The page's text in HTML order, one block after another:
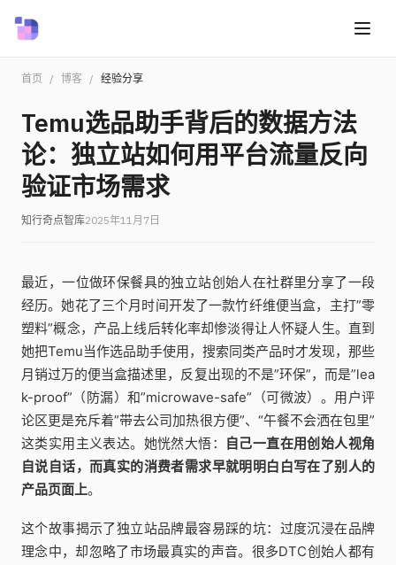
首页 / 博客 / 经验分享
Temu选品助手背后的数据方法
论：独立站如何用平台流量反向
验证市场需求
知行奇点智库2025年11月7日
最近，一位做环保餐具的独立站创始人在社群里分享了一段
经历。她花了三个月时间开发了一款竹纤维便当盒，主打”零
塑料”概念，产品上线后转化率却惨淡得让人怀疑人生。直到
她把Temu当作选品助手使用，搜索同类产品时才发现，那些
月销过万的便当盒描述里，反复出现的不是”环保”，而是”lea
k-proof”（防漏）和”microwave-safe”（可微波）。用户评
论区更是充斥着”带去公司加热很方便”、“午餐不会洒在包里”
这类实用主义表达。她恍然大悟：
自己一直在用创始人视角
自说自话，而真实的消费者需求早就明明白白写在了别人的
产品页面上。
这个故事揭示了独立站品牌最容易踩的坑：过度沉浸在品牌
理念中，却忽略了市场最真实的声音。很多DTC创始人都有